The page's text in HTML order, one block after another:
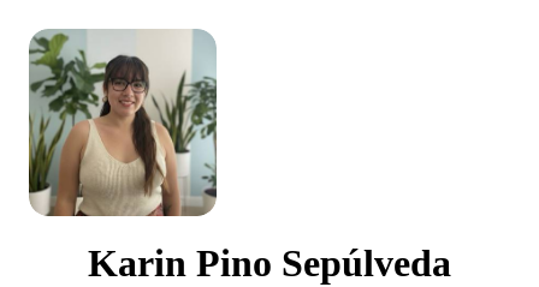
Karin Pino Sepúlveda